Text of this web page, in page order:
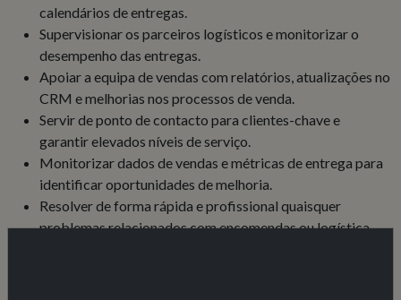
calendários de entregas.
Supervisionar os parceiros logísticos e monitorizar o
desempenho das entregas.
Apoiar a equipa de vendas com relatórios, atualizações no
CRM e melhorias nos processos de venda.
Servir de ponto de contacto para clientes-chave e
garantir elevados níveis de serviço.
Monitorizar dados de vendas e métricas de entrega para
identificar oportunidades de melhoria.
Resolver de forma rápida e profissional quaisquer
problemas relacionados com encomendas ou logística.